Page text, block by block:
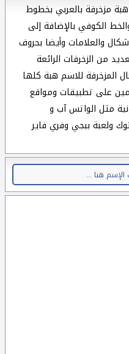
مزخرفة بالعربي بخطوط
الكوفي بالإضافة إلى
والعلامات وأيضا بحروف
من الزخرفات الرائعة
المزخرفة للاسم هبة كلها
على تطبيقات ومواقع
مثل الواتس آب و
ولعبة ببجي وفري فاير